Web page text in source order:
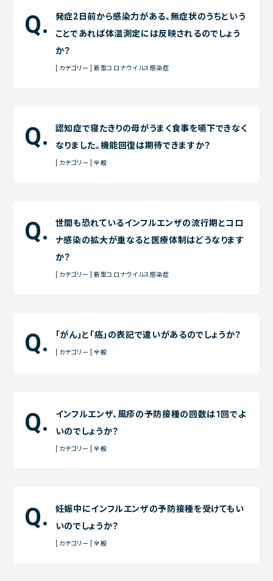
発症2日前から感染力がある、無症状のうちという
ことであれば体温測定には反映されるのでしょう
か？
[ カテゴリー ] 新型コロナウイルス感染症
認知症で寝たきりの母がうまく食事を嚥下できなく
なりました。機能回復は期待できますか？
[ カテゴリー ] 全般
世間も恐れているインフルエンザの流行期とコロ
ナ感染の拡大が重なると医療体制はどうなります
か？
[ カテゴリー ] 新型コロナウイルス感染症
「がん」と「癌」の表記で違いがあるのでしょうか？
[ カテゴリー ] 全般
インフルエンザ、風疹の予防接種の回数は1回でよ
いのでしょうか？
[ カテゴリー ] 全般
妊娠中にインフルエンザの予防接種を受けてもい
いのでしょうか？
[ カテゴリー ] 全般